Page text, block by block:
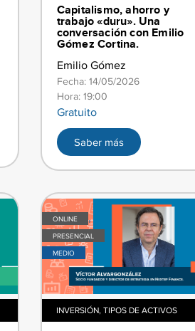
Capitalismo, ahorro y
trabajo «duru». Una
conversación con Emilio
Gómez Cortina.
Emilio Gómez
Fecha: 14/05/2026
Hora: 19:00
Gratuito
Saber más
ONLINE ,
PRESENCIAL
MEDIO
INVERSIÓN, TIPOS DE ACTIVOS